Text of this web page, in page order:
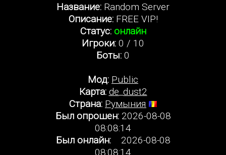
Название: Random Server
Описание:FREE VIP!
Статус: онлайн
Игроки: 0 / 10
Боты: 0
Мод: Public
Карта: de_dust2
Страна: Румыния
Был опрошен:2026-08-08
08:08:14
Был онлайн:2026-08-08
08:08:14